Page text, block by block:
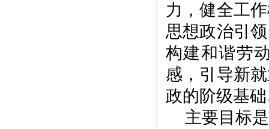
力，健全工
思想政治引
构建和谐劳
感，引导新
政的阶级基
主要目标